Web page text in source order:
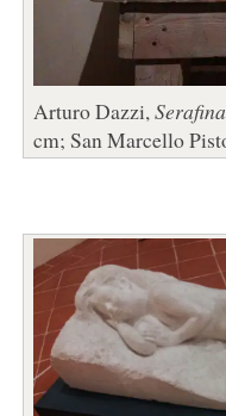
Arturo Dazzi, Serafina
cm; San Marcello